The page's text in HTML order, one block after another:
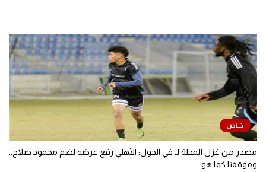
مصدر من غزل المحلة لـ في الجول: الأهلي رفع عرضه لضم محمود صلاح..
وموقفنا كما هو